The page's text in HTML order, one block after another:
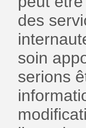
des
soin
serions